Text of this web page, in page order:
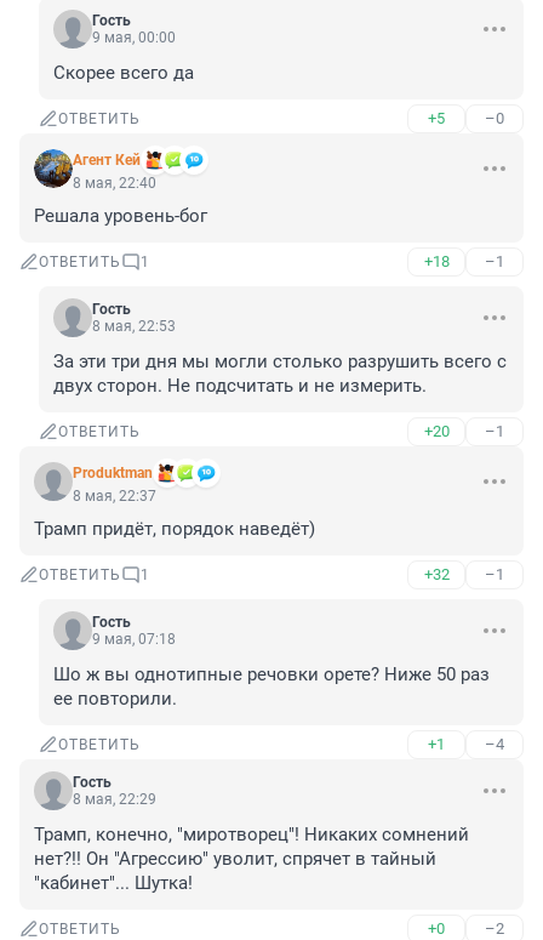
Гость
9 мая, 00:00
Скорее всего да
ОТВЕТИТЬ +5 –0
Агент Кей
8 мая, 22:40
Решала уровень-бог
ОТВЕТИТЬ 1 +18 –1
Гость
8 мая, 22:53
За эти три дня мы могли столько разрушить всего с
двух сторон. Не подсчитать и не измерить.
ОТВЕТИТЬ +20 –1
Produktman
8 мая, 22:37
Трамп придёт, порядок наведёт)
ОТВЕТИТЬ 1 +32 –1
Гость
9 мая, 07:18
Шо ж вы однотипные речовки орете? Ниже 50 раз
ее повторили.
ОТВЕТИТЬ +1 –4
Гость
8 мая, 22:29
Трамп, конечно, "миротворец"! Никаких сомнений
нет?!! Он "Агрессию" уволит, спрячет в тайный
"кабинет"... Шутка!
ОТВЕТИТЬ +0 –2